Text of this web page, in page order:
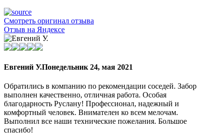
Смотреть оригинал отзыва
Отзыв на Яндексе
Евгений У.Понедельник 24, мая 2021
Обратились в компанию по рекомендации соседей. Забор
выполнен качественно, отличная работа. Особая
благодарность Руслану! Профессионал, надежный и
комфортный человек. Внимателен ко всем мелочам.
Выполнил все наши технические пожелания. Большое
спасибо!